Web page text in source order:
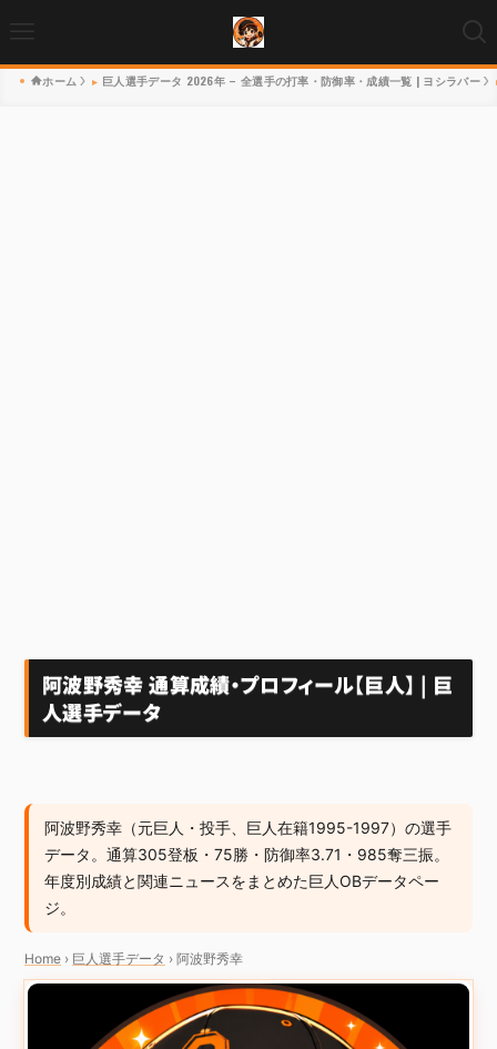
ホーム 巨人選手データ 2026年 – 全選手の打率・防御率・成績一覧 | ヨシラバー
阿波野秀幸 通算成績・プロフィール【巨人】 | 巨
人選手データ
阿波野秀幸（元巨人・投手、巨人在籍1995-1997）の選手
データ。通算305登板・75勝・防御率3.71・985奪三振。
年度別成績と関連ニュースをまとめた巨人OBデータペー
ジ。
Home › 巨人選手データ › 阿波野秀幸